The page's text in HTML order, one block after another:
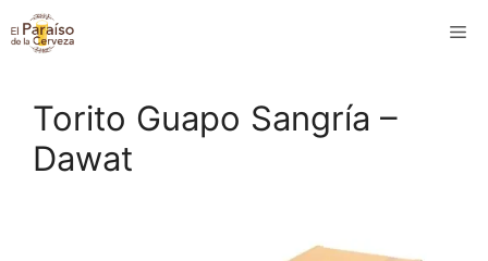
Saltar
al
Torito Guapo Sangría –
Dawat